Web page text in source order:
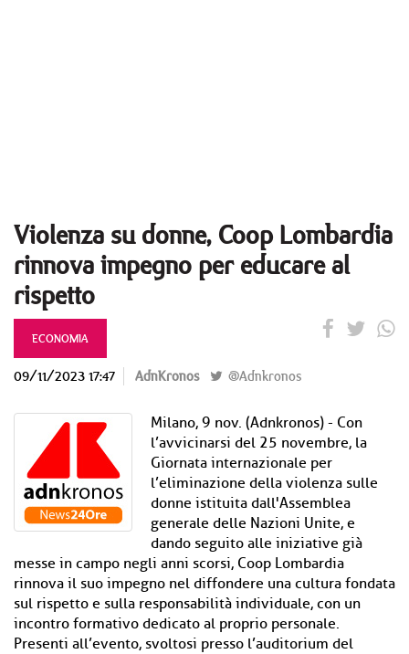
Violenza su donne, Coop Lombardia
rinnova impegno per educare al
rispetto
ECONOMIA
09/11/2023 17:47 AdnKronos @Adnkronos
Milano, 9 nov. (Adnkronos) - Con
l’avvicinarsi del 25 novembre, la
Giornata internazionale per
l’eliminazione della violenza sulle
donne istituita dall'Assemblea
generale delle Nazioni Unite, e
dando seguito alle iniziative già
messe in campo negli anni scorsi, Coop Lombardia
rinnova il suo impegno nel diffondere una cultura fondata
sul rispetto e sulla responsabilità individuale, con un
incontro formativo dedicato al proprio personale.
Presenti all’evento, svoltosi presso l’auditorium del